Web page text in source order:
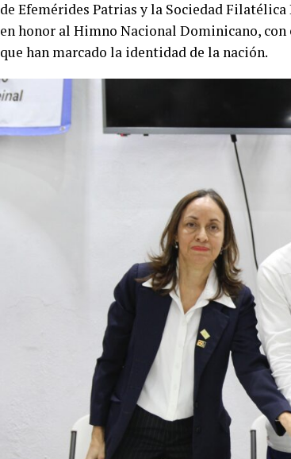
de Efemérides Patrias y la Sociedad
en honor al Himno Nacional Dominicano,
que han marcado la identidad de la nación.